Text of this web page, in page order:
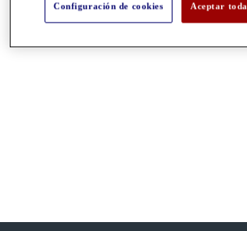
●●●
Configuración de cookies Aceptar